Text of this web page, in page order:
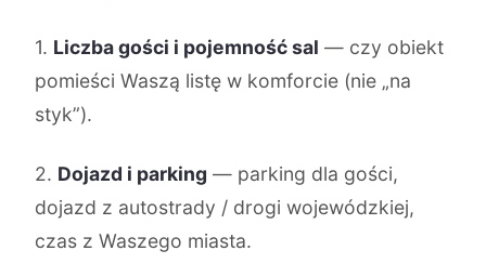
1. Liczba gości i pojemność sal — czy obiekt
pomieści Waszą listę w komforcie (nie „na
styk”).
2. Dojazd i parking — parking dla gości,
dojazd z autostrady / drogi wojewódzkiej,
czas z Waszego miasta.